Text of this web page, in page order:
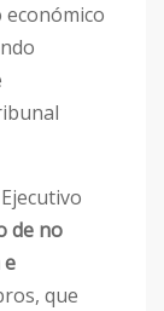
de no
e
que